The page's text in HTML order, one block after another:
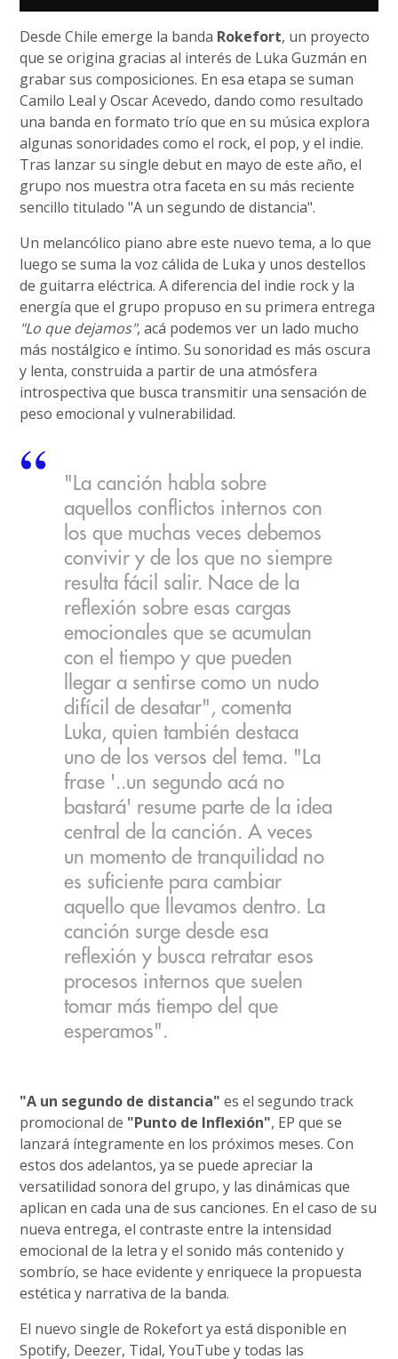
Desde Chile emerge la banda Rokefort, un proyecto
que se origina gracias al interés de Luka Guzmán en
grabar sus composiciones. En esa etapa se suman
Camilo Leal y Oscar Acevedo, dando como resultado
una banda en formato trío que en su música explora
algunas sonoridades como el rock, el pop, y el indie.
Tras lanzar su single debut en mayo de este año, el
grupo nos muestra otra faceta en su más reciente
sencillo titulado "A un segundo de distancia".
Un melancólico piano abre este nuevo tema, a lo que
luego se suma la voz cálida de Luka y unos destellos
de guitarra eléctrica. A diferencia del indie rock y la
energía que el grupo propuso en su primera entrega
"Lo que dejamos", acá podemos ver un lado mucho
más nostálgico e íntimo. Su sonoridad es más oscura
y lenta, construida a partir de una atmósfera
introspectiva que busca transmitir una sensación de
peso emocional y vulnerabilidad.
"La canción habla sobre
aquellos conflictos internos con
los que muchas veces debemos
convivir y de los que no siempre
resulta fácil salir. Nace de la
reflexión sobre esas cargas
emocionales que se acumulan
con el tiempo y que pueden
llegar a sentirse como un nudo
difícil de desatar", comenta
Luka, quien también destaca
uno de los versos del tema. "La
frase '..un segundo acá no
bastará' resume parte de la idea
central de la canción. A veces
un momento de tranquilidad no
es suficiente para cambiar
aquello que llevamos dentro. La
canción surge desde esa
reflexión y busca retratar esos
procesos internos que suelen
tomar más tiempo del que
esperamos".
"A un segundo de distancia" es el segundo track
promocional de "Punto de Inflexión", EP que se
lanzará íntegramente en los próximos meses. Con
estos dos adelantos, ya se puede apreciar la
versatilidad sonora del grupo, y las dinámicas que
aplican en cada una de sus canciones. En el caso de su
nueva entrega, el contraste entre la intensidad
emocional de la letra y el sonido más contenido y
sombrío, se hace evidente y enriquece la propuesta
estética y narrativa de la banda.
El nuevo single de Rokefort ya está disponible en
Spotify, Deezer, Tidal, YouTube y todas las